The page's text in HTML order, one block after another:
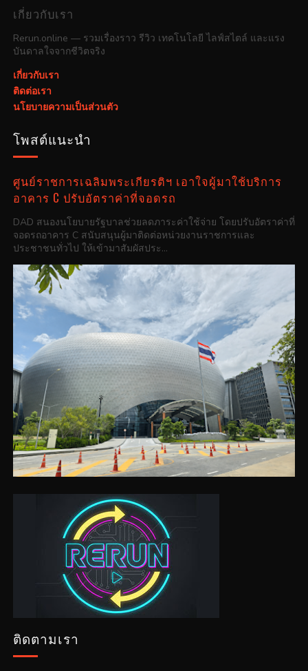
เกี่ยวกับเรา
Rerun.online — รวมเรื่องราว รีวิว เทคโนโลยี ไลฟ์สไตล์ และแรง
บันดาลใจจากชีวิตจริง
เกี่ยวกับเรา
ติดต่อเรา
นโยบายความเป็นส่วนตัว
โพสต์แนะนำ
ศูนย์ราชการเฉลิมพระเกียรติฯ เอาใจผู้มาใช้บริการ
อาคาร C ปรับอัตราค่าที่จอดรถ
DAD สนองนโยบายรัฐบาลช่วยลดภาระค่าใช้จ่าย โดยปรับอัตราค่าที่
จอดรถอาคาร C สนับสนุนผู้มาติดต่อหน่วยงานราชการและ
ประชาชนทั่วไป ให้เข้ามาสัมผัสประ...
ติดตามเรา